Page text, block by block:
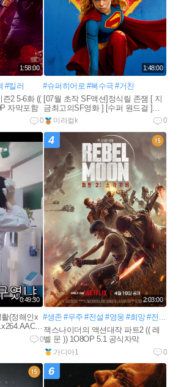
1:58:00
#킬러
2 5-6화 ((
자막포함
0
1:48:00
#슈퍼히어로 #복수극 #거친
[07월 초작 SF액션]정식릴 존잼 [ 지
금최고의SF영화 ] [수퍼 원드걸 ]
1080공식자막
미라컬k 0
0:49:30
(정해인x
0
4
2:03:00
#생존 #우주 #전설 #영웅 #희망#전투
잭스나이더의 액션대작 파트2 (( 레
벨 문 )) 1O8OP 5.1 공식자막
가디아1 0
6